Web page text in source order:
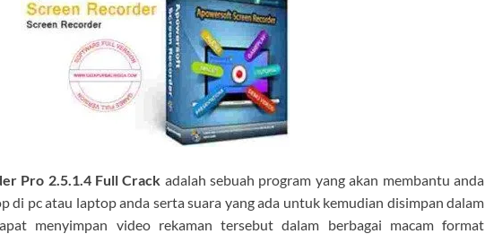
Pro 2.5.1.4 Full Crack adalah sebuah program yang akan membantu anda
di pc atau laptop anda serta suara yang ada untuk kemudian disimpan dalam
menyimpan video rekaman tersebut dalam berbagai macam format